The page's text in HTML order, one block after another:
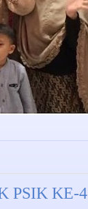
PSIK KE-4